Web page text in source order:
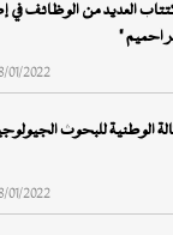
العديد من الوظائف في
آحميم "
01/2022
الوطنية للبحوث
01/2022